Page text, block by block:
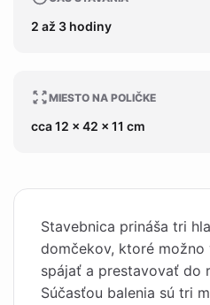
2 až 3 hodiny
MIESTO NA POLIČKE
cca 12 x 42 x 11 cm
Stavebnica prináša tri
domčekov, ktoré možno
spájať a prestavovať do
Súčasťou balenia sú tri